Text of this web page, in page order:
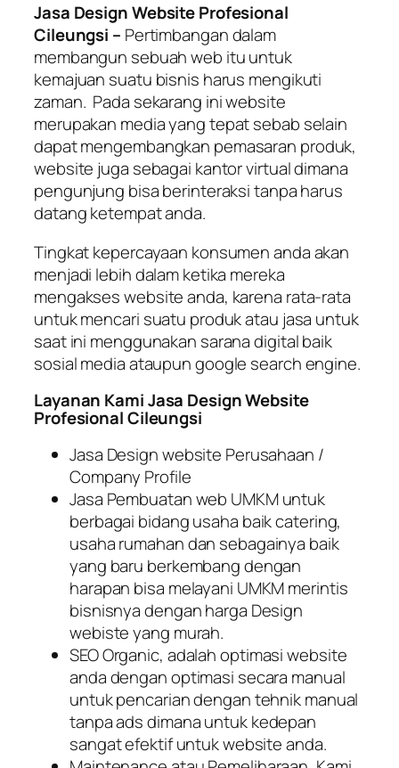
Jasa Design Website Profesional
Cileungsi – Pertimbangan dalam
membangun sebuah web itu untuk
kemajuan suatu bisnis harus mengikuti
zaman. Pada sekarang ini website
merupakan media yang tepat sebab selain
dapat mengembangkan pemasaran produk,
website juga sebagai kantor virtual dimana
pengunjung bisa berinteraksi tanpa harus
datang ketempat anda.
Tingkat kepercayaan konsumen anda akan
menjadi lebih dalam ketika mereka
mengakses website anda, karena rata-rata
untuk mencari suatu produk atau jasa untuk
saat ini menggunakan sarana digital baik
sosial media ataupun google search engine.
Layanan Kami Jasa Design Website
Profesional Cileungsi
Jasa Design website Perusahaan /
Company Profile
Jasa Pembuatan web UMKM untuk
berbagai bidang usaha baik catering,
usaha rumahan dan sebagainya baik
yang baru berkembang dengan
harapan bisa melayani UMKM merintis
bisnisnya dengan harga Design
webiste yang murah.
SEO Organic, adalah optimasi website
anda dengan optimasi secara manual
untuk pencarian dengan tehnik manual
tanpaads dimana untuk kedepan
sangat efektif untuk website anda.